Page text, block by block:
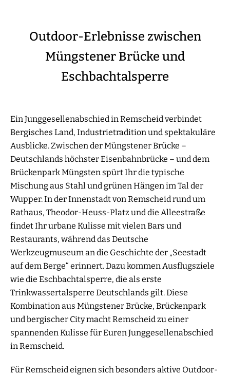
Outdoor-Erlebnisse zwischen
Müngstener Brücke und
Eschbachtalsperre
Ein Junggesellenabschied in Remscheid verbindet
Bergisches Land, Industrietradition und spektakuläre
Ausblicke. Zwischen der Müngstener Brücke –
Deutschlands höchster Eisenbahnbrücke – und dem
Brückenpark Müngsten spürt Ihr die typische
Mischung aus Stahl und grünen Hängen im Tal der
Wupper. In der Innenstadt von Remscheid rund um
Rathaus, Theodor-Heuss-Platz und die Alleestraße
findet Ihr urbane Kulisse mit vielen Bars und
Restaurants, während das Deutsche
Werkzeugmuseum an die Geschichte der „Seestadt
auf dem Berge“ erinnert. Dazu kommen Ausflugsziele
wie die Eschbachtalsperre, die als erste
Trinkwassertalsperre Deutschlands gilt. Diese
Kombination aus Müngstener Brücke, Brückenpark
und bergischer City macht Remscheid zu einer
spannenden Kulisse für Euren Junggesellenabschied
in Remscheid.
Für Remscheid eignen sich besonders aktive Outdoor-